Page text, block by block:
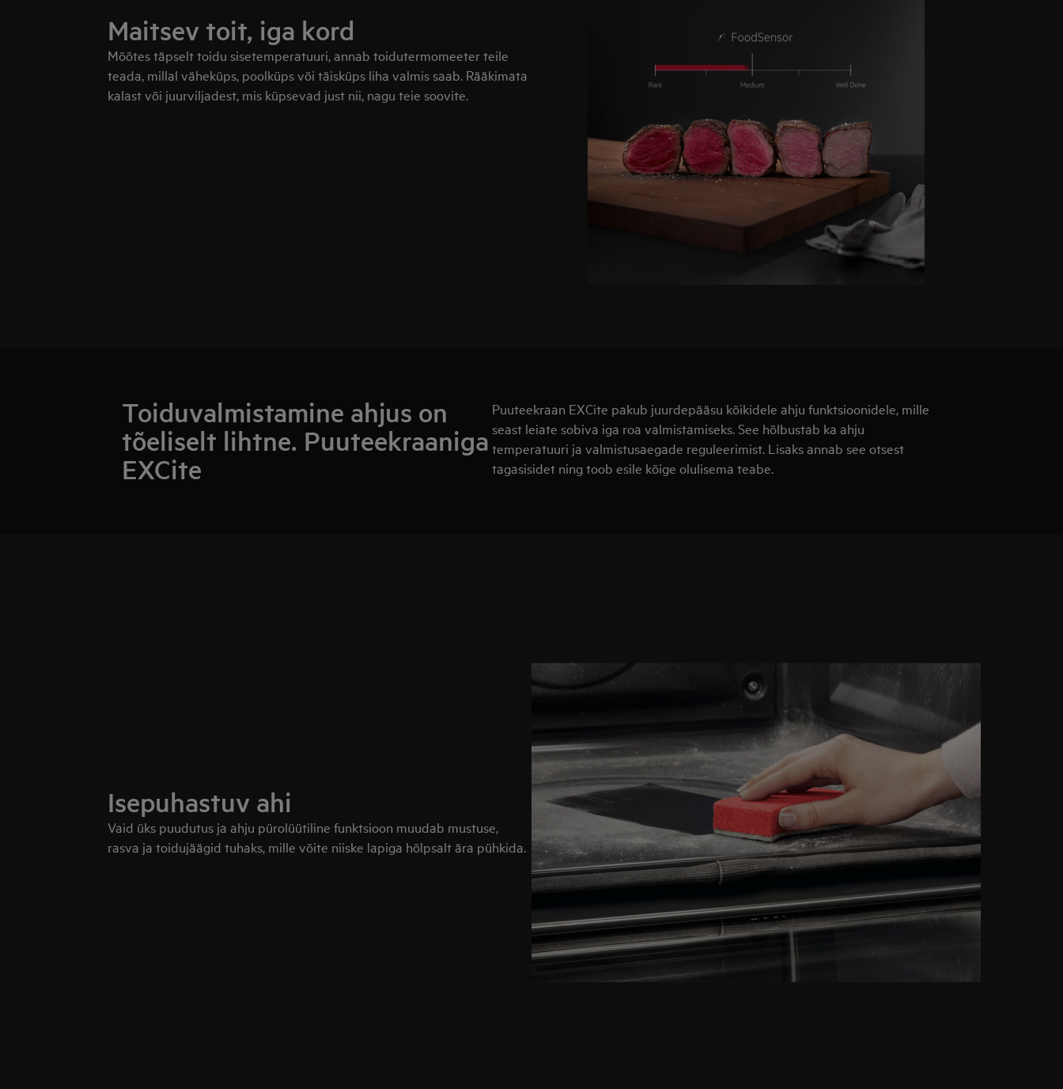
Maitsev toit, iga kord
Mõõtes täpselt toidu sisetemperatuuri, annab toidutermomeeter teile
teada, millal väheküps, poolküps või täisküps liha valmis saab. Rääkimata
kalast või juurviljadest, mis küpsevad just nii, nagu teie soovite.
Toiduvalmistamine ahjus on
tõeliselt lihtne. Puuteekraaniga
EXCite
Puuteekraan EXCite pakub juurdepääsu kõikidele ahju funktsioonidele, mille
seast leiate sobiva iga roa valmistamiseks. See hõlbustab ka ahju
temperatuuri ja valmistusaegade reguleerimist. Lisaks annab see otsest
tagasisidet ning toob esile kõige olulisema teabe.
Isepuhastuv ahi
Vaid üks puudutus ja ahju pürolüütiline funktsioon muudab mustuse,
rasva ja toidujäägid tuhaks, mille võite niiske lapiga hõlpsalt ära pühkida.